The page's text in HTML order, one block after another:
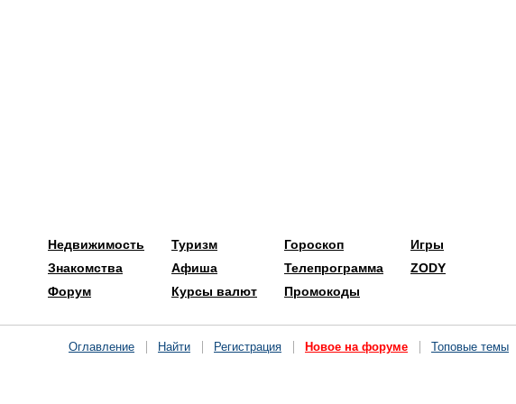
Недвижимость
Знакомства
Форум
Туризм
Афиша
Курсы валют
Гороскоп
Телепрограмма
Промокоды
Игры
ZODY
Оглавление Найти Регистрация Новое на форуме Топовые темы